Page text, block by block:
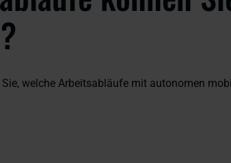
welche Arbeitsabläufe mit autonomen